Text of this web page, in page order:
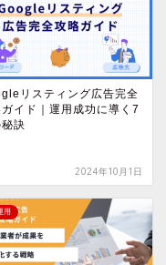
リスティング広告完全
イド｜運用成功に導く7
訣
2024年10月1日
用